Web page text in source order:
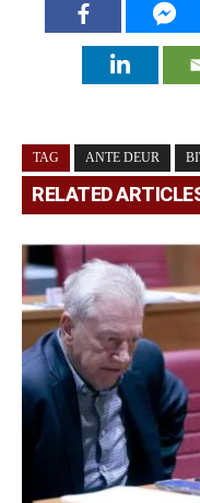
TAG ANTE DEUR
RELATED